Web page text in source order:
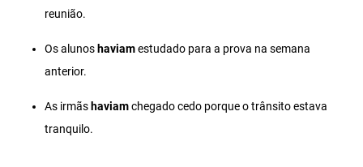
reunião.
Os alunos haviamestudado para a prova na semana
anterior.
As irmãs haviamchegado cedo porque o trânsito estava
tranquilo.